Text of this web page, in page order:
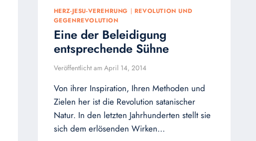
HERZ-JESU-VEREHRUNG | REVOLUTION UND
GEGENREVOLUTION
Eine der Beleidigung
entsprechende Sühne
Veröffentlicht am April 14, 2014
Von ihrer Inspiration, Ihren Methoden und
Zielen her ist die Revolution satanischer
Natur. In den letzten Jahrhunderten stellt sie
sich dem erlösenden Wirken…